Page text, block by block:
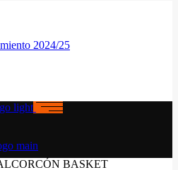
2024/25
BASKET